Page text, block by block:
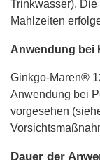
Trinkwasser).
Mahlzeiten
Anwendung bei
Ginkgo-Maren®
Anwendung bei
vorgesehen
Dauer der